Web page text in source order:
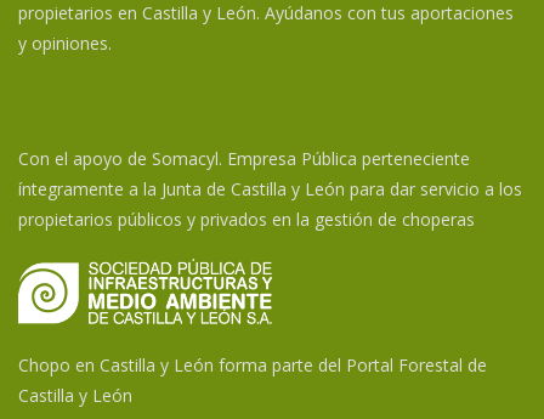
propietarios en Castilla y León. Ayúdanos con tus aportaciones
y opiniones.
Con el apoyo de Somacyl. Empresa Pública perteneciente
íntegramente a la Junta de Castilla y León para dar servicio a los
propietarios públicos y privados en la gestión de choperas
Chopo en Castilla y León forma parte del Portal Forestal de
Castilla y León